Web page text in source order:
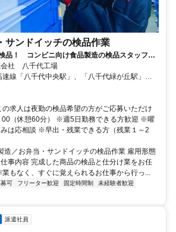
サンドイッチの検品作業
品！ コンビニ向け食品製造の検品スタッフ
！
会社 八千代工場
線「八千代中央駅」、「八千代緑が丘駅」、
」から送迎バスあり 車、バイク、自転車での
求人は夜勤の検品希望の方がご応募いただけ
00（休憩60分） ※週5日勤務できる方歓迎 ※曜
は応相談 ※早出・残業できる方（残業１～2
造／お弁当・サンドイッチの検品作業 雇用形態
事内容 完成した商品の検品と仕分け業をお任
もなく、すぐに覚えられるお仕事から行っ...
可 フリーター歓迎 固定時間制
未経験者歓迎
派遣社員